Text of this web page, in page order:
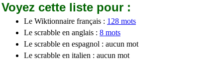
Voyez cette liste pour :
Le Wiktionnaire français : 128 mots
Le scrabble en anglais : 8 mots
Le scrabble en espagnol : aucun mot
Le scrabble en italien : aucun mot